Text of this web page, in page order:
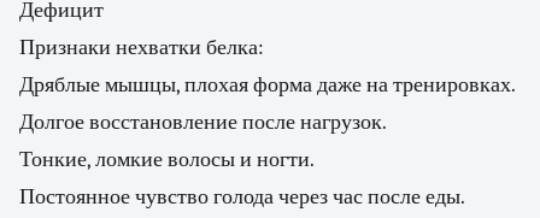
Дефицит
Признаки нехватки белка:
Дряблые мышцы, плохая форма даже на тренировках.
Долгое восстановление после нагрузок.
Тонкие, ломкие волосы и ногти.
Постоянное чувство голода через час после еды.